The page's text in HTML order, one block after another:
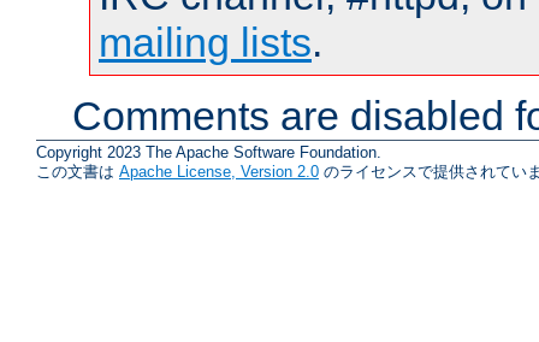
mailing lists.
Comments are disabled
Copyright 2023 The Apache Software Foundation.
この文書は Apache License, Version 2.0 のライセンスで提供されてい